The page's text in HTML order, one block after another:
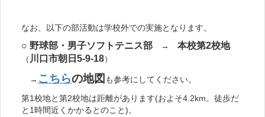
なお、以下の部活動は学校外での実施となります。
○ 野球部・男子ソフトテニス部 → 本校第2校地
（ 川口市朝日5-9-18）
→ こちらの地図 も参考にしてください。
第1校地と第2校地は距離があります(およそ4.2km。徒歩だ
と1時間近くかかるとのこと)。